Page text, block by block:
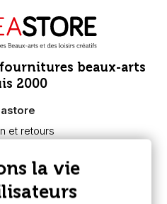
beaux-arts
2000
et retours
sécurisé
à Angers
la vie